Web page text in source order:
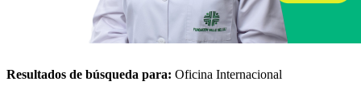
Resultados de búsqueda para: Oficina Internacional